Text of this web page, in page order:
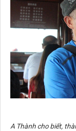
A Thành cho biết,